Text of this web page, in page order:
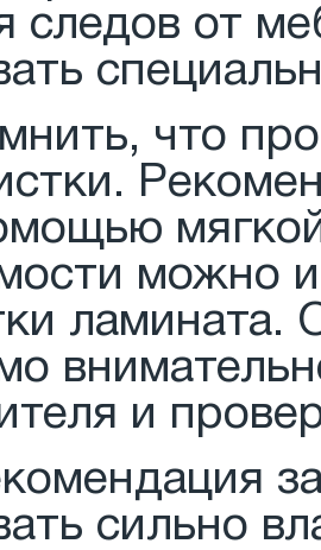
следов от
что
можно
ламината.
и
сильно